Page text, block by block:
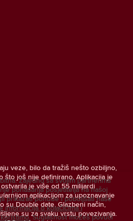
veze, bilo da tražiš nešto ozbiljno,
što još nije definirano. Aplikacija je
je više od 55 milijardi
aplikacijom za upoznavanje
su Double date, Glazbeni način,
su za svaku vrstu povezivanja.
Zajedno sa svojim partnerima
ponašanja posjetitelja na našoj
prikazati ponude i poboljšati naše
informacija o kolačićima i
Suglasnost možeš povući